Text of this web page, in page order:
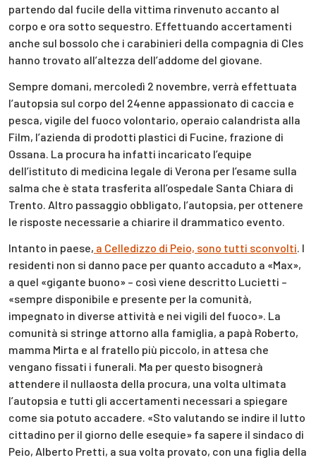
partendo dal fucile della vittima rinvenuto accanto al
corpo e ora sotto sequestro. Effettuando accertamenti
anche sul bossolo che i carabinieri della compagnia di Cles
hanno trovato all’altezza dell’addome del giovane.
Sempre domani, mercoledì 2 novembre, verrà effettuata
l’autopsia sul corpo del 24enne appassionato di caccia e
pesca, vigile del fuoco volontario, operaio calandrista alla
Film, l’azienda di prodotti plastici di Fucine, frazione di
Ossana. La procura ha infatti incaricato l’equipe
dell’istituto di medicina legale di Verona per l’esame sulla
salma che è stata trasferita all’ospedale Santa Chiara di
Trento. Altro passaggio obbligato, l’autopsia, per ottenere
le risposte necessarie a chiarire il drammatico evento.
Intanto in paese, a Celledizzo di Peio, sono tutti sconvolti . I
residenti non si danno pace per quanto accaduto a «Max»,
a quel «gigante buono» – così viene descritto Lucietti –
«sempre disponibile e presente per la comunità,
impegnato in diverse attività e nei vigili del fuoco». La
comunità si stringe attorno alla famiglia, a papà Roberto,
mamma Mirta e al fratello più piccolo, in attesa che
vengano fissati i funerali. Ma per questo bisognerà
attendere il nullaosta della procura, una volta ultimata
l’autopsia e tutti gli accertamenti necessari a spiegare
come sia potuto accadere. «Sto valutando se indire il lutto
cittadino per il giorno delle esequie» fa sapere il sindaco di
Peio, Alberto Pretti, a sua volta provato, con una figlia della